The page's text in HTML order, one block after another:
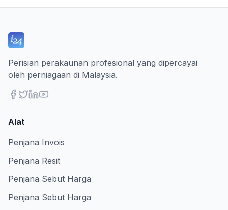
Perisian perakaunan profesional yang dipercayai
oleh perniagaan di Malaysia.
Alat
Penjana Invois
Penjana Resit
Penjana Sebut Harga
Penjana Sebut Harga